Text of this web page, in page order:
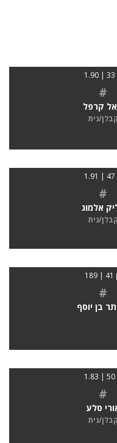
#
קרפל
נית
#
אלמוג
נית
#
בן יוסף
#
סלע
נית